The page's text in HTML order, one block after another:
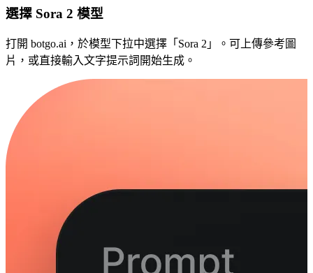
選擇 Sora 2 模型
打開 botgo.ai，於模型下拉中選擇「Sora 2」。可上傳參考圖
片，或直接輸入文字提示詞開始生成。